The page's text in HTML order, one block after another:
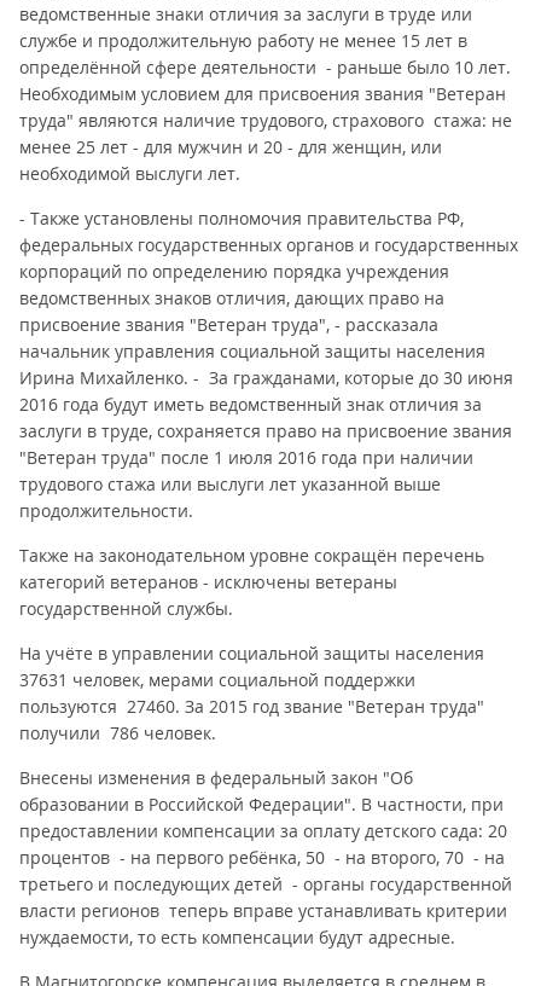
ведомственные знаки отличия за заслуги в труде или
службе и продолжительную работу не менее 15 лет в
определённой сфере деятельности - раньше было 10 лет.
Необходимым условием для присвоения звания "Ветеран
труда" являются наличие трудового, страхового стажа: не
менее 25 лет - для мужчин и 20 - для женщин, или
необходимой выслуги лет.
- Также установлены полномочия правительства РФ,
федеральных государственных органов и государственных
корпораций по определению порядка учреждения
ведомственных знаков отличия, дающих право на
присвоение звания "Ветеран труда", - рассказала
начальник управления социальной защиты населения
Ирина Михайленко. - За гражданами, которые до 30 июня
2016 года будут иметь ведомственный знак отличия за
заслуги в труде, сохраняется право на присвоение звания
"Ветеран труда" после 1 июля 2016 года при наличии
трудового стажа или выслуги лет указанной выше
продолжительности.
Также на законодательном уровне сокращён перечень
категорий ветеранов - исключены ветераны
государственной службы.
На учёте в управлении социальной защиты населения
37631 человек, мерами социальной поддержки
пользуются 27460. За 2015 год звание "Ветеран труда"
получили 786 человек.
Внесены изменения в федеральный закон "Об
образовании в Российской Федерации". В частности, при
предоставлении компенсации за оплату детского сада: 20
процентов - на первого ребёнка, 50 - на второго, 70 - на
третьего и последующих детей - органы государственной
власти регионов теперь вправе устанавливать критерии
нуждаемости, то есть компенсации будут адресные.